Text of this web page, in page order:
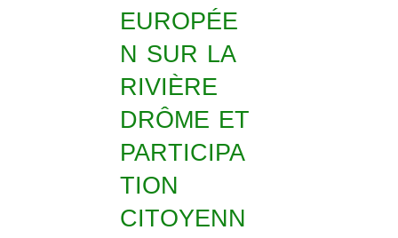
EUROPÉE
N SUR LA
RIVIÈRE
DRÔME ET
PARTICIPA
TION
CITOYENN